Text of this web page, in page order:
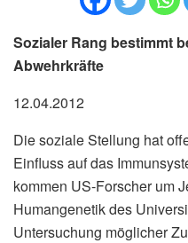
Sozialer Rang bestimmt
Abwehrkräfte
12.04.2012
Die soziale Stellung hat
Einfluss auf das
kommen US-Forscher um
Humangenetik des
Untersuchung möglicher